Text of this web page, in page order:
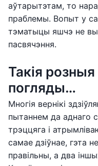
аўтарытэтам, то
праблемы. Вопыт у
тэматыцы яшчэ не
пасвячэння.
Такія розныя
погляды…
Многія вернікі
пытаннем да аднаго
трэццяга і
самае дзіўнае, гэта
правільны, а два